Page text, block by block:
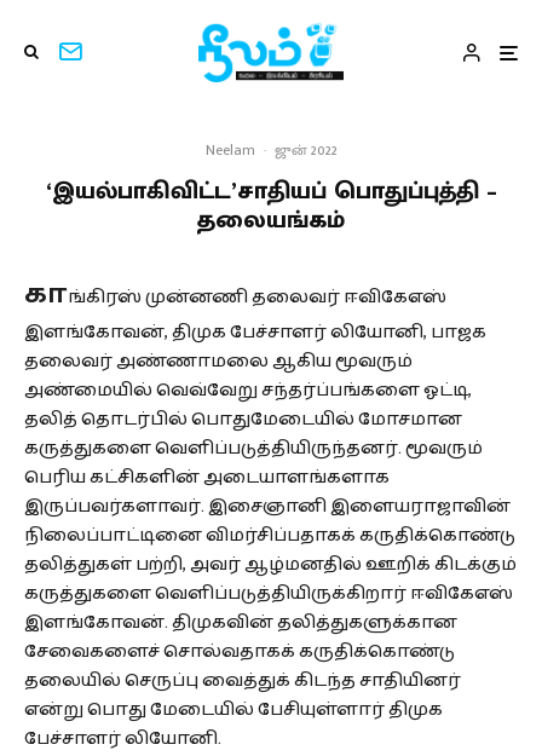
Neelam · ஜுன் 2022
‘இயல்பாகிவிட்ட’சாதியப் பொதுப்புத்தி –
தலையங்கம்
காங்கிரஸ் முன்னணி தலைவர் ஈவிகேஎஸ்
இளங்கோவன், திமுக பேச்சாளர் லியோனி, பாஜக
தலைவர் அண்ணாமலை ஆகிய மூவரும்
அண்மையில் வெவ்வேறு சந்தர்ப்பங்களை ஓட்டி,
தலித் தொடர்பில் பொதுமேடையில் மோசமான
கருத்துகளை வெளிப்படுத்தியிருந்தனர். மூவரும்
பெரிய கட்சிகளின் அடையாளங்களாக
இருப்பவர்களாவர். இசைஞானி இளையராஜாவின்
நிலைப்பாட்டினை விமர்சிப்பதாகக் கருதிக்கொண்டு
தலித்துகள் பற்றி, அவர் ஆழ்மனதில் ஊறிக் கிடக்கும்
கருத்துகளை வெளிப்படுத்தியிருக்கிறார் ஈவிகேஎஸ்
இளங்கோவன். திமுகவின் தலித்துகளுக்கான
சேவைகளைச் சொல்வதாகக் கருதிக்கொண்டு
தலையில் செருப்பு வைத்துக் கிடந்த சாதியினர்
என்று பொது மேடையில் பேசியுள்ளார் திமுக
பேச்சாளர் லியோனி.